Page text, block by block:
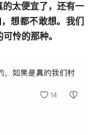
太便宜了，还有一
想都不敢想。我们
怜的那种。